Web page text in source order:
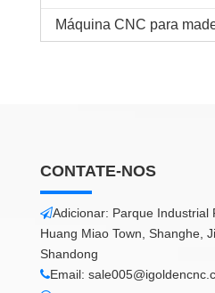
CONTATE-NOS
Adicionar: Parque Industrial
Huang Miao Town, Shanghe,
Shandong
Email: